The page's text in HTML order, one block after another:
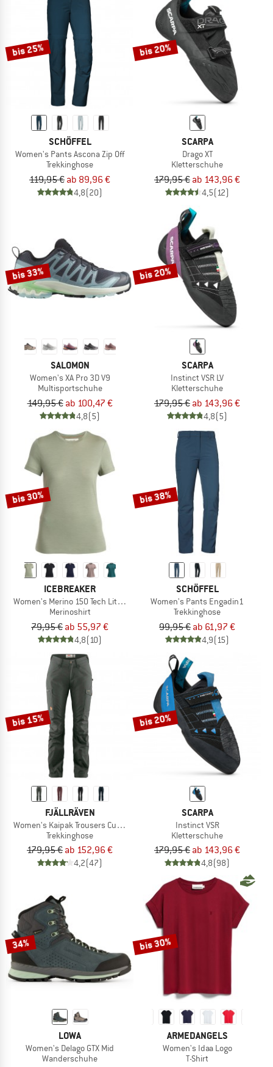
bis 25%
SCHÖFFEL
Women's Pants Ascona Zip Off
Trekkinghose
119,95 € ab 89,96 €
4,8(20)
bis 20%
SCARPA
Drago XT
Kletterschuhe
179,95 € ab 143,96 €
4,5(12)
bis 33%
SALOMON
Women's XA Pro 3D V9
Multisportschuhe
149,95 € ab 100,47 €
4,8(5)
bis 20%
SCARPA
Instinct VSR LV
Kletterschuhe
179,95 € ab 143,96 €
4,8(5)
bis 30%
ICEBREAKER
Women's Merino 150 Tech Lite III S/S Tee
Merinoshirt
79,95 € ab 55,97 €
4,8(10)
bis 38%
SCHÖFFEL
Women's Pants Engadin1
Trekkinghose
99,95 € ab 61,97 €
4,9(15)
bis 15%
FJÄLLRÄVEN
Women's Kaipak Trousers Curved
Trekkinghose
179,95 € ab 152,96 €
4,2(47)
bis 20%
SCARPA
Instinct VSR
Kletterschuhe
179,95 € ab 143,96 €
4,8(98)
34%
LOWA
Women's Delago GTX Mid
Wanderschuhe
bis 30%
ARMEDANGELS
Women's Idaa Logo
T-Shirt